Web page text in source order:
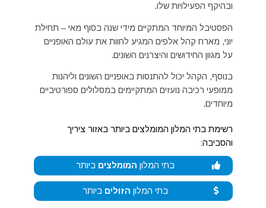
ובהיקף הפעילויות שלו.
הפסטיבל המיוחד המתקיים מידי שנה בסוף מאי – תחילת
יוני, מארח קהל אלפים המגיע לחוות את עולם האופניים
על מגוון החידושים והיצרנים השונים.
בנוסף, הקהל יכול להתנסות באופניים השונים וליהנות
ממופעי רכיבה נועזים המתקיימים במסלולים ספורטיביים
מיוחדים.
רשימת בתי המלון המומלצים ביותר באזור ציריך
והסביבה:
בתי המלון המומלצים ביותר
בתי המלון הזולים ביותר